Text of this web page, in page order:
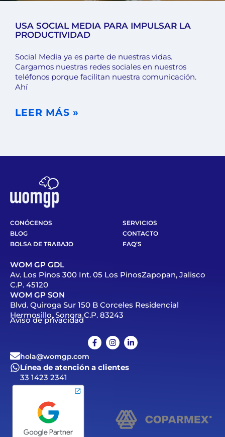
USA SOCIAL MEDIA PARA IMPULSAR LA
PRODUCTIVIDAD
Social Media ya es parte de nuestras vidas.
Cargamos nuestras redes sociales en nuestros
teléfonos porque facilitan nuestra comunicación.
Ahí
LEER MÁS »
CONÓCENOS
SERVICIOS
BLOG
CONTACTO
BOLSA DE TRABAJO
FAQ’S
WOM GP GDL
Av. Los Pinos 300 Int. 05 Los PinosZapopan, Jalisco
C.P. 45120
WOM GP SON
Blvd. Quiroga Sur 150 B Corceles Residencial
Hermosillo, Sonora C.P. 83243
Aviso de privacidad
hola@womgp.com
Línea de atención a clientes
33 1423 2341